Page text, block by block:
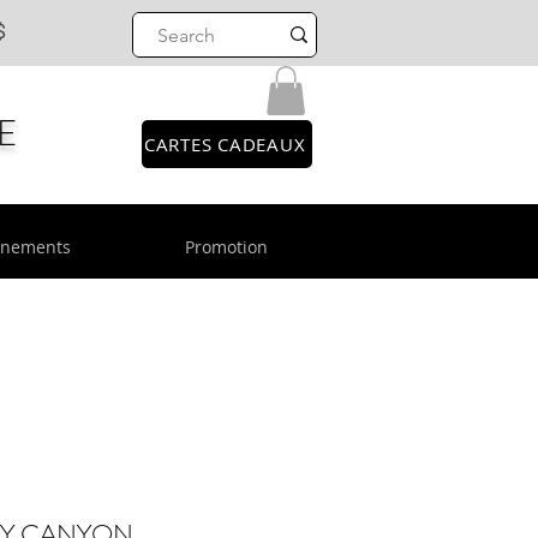
CARTES CADEAUX
Promotion